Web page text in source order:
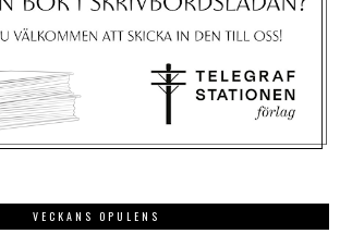
VECKANS OPULENS